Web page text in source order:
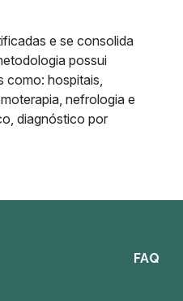
e se consolida
possui
como: hospitais,
nefrologia e
diagnóstico por
FAQ